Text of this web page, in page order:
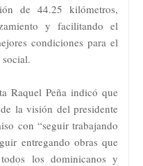
de 44.25 kilómetros,
y facilitando el
condiciones para el
Raquel Peña indicó que
la visión del presidente
con “seguir trabajando
entregando obras que
los dominicanos y